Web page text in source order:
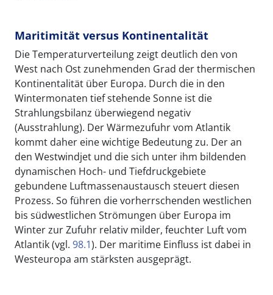
Maritimität versus Kontinentalität
Die Temperaturverteilung zeigt deutlich den von
West nach Ost zunehmenden Grad der thermischen
Kontinentalität über Europa. Durch die in den
Wintermonaten tief stehende Sonne ist die
Strahlungsbilanz überwiegend negativ
(Ausstrahlung). Der Wärmezufuhr vom Atlantik
kommt daher eine wichtige Bedeutung zu. Der an
den Westwindjet und die sich unter ihm bildenden
dynamischen Hoch- und Tiefdruckgebiete
gebundene Luftmassenaustausch steuert diesen
Prozess. So führen die vorherrschenden westlichen
bis südwestlichen Strömungen über Europa im
Winter zur Zufuhr relativ milder, feuchter Luft vom
Atlantik (vgl. 98.1). Der maritime Einfluss ist dabei in
Westeuropa am stärksten ausgeprägt.